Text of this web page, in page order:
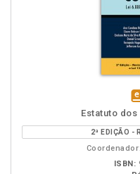
Estatuto
2ª EDIÇÃO -
ISBN: